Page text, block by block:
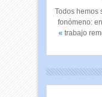
Todos hemos
fonómeno:
trabajo